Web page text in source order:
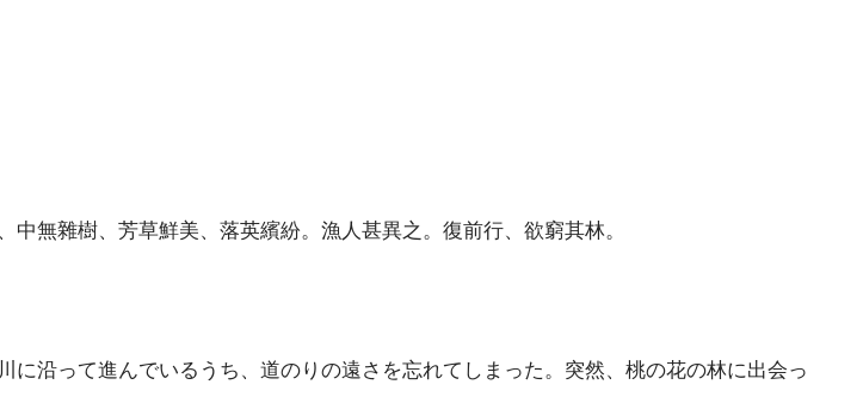
無雜樹、芳草鮮美、落英繽紛。漁人甚異之。復前行、欲窮其林。
沿って進んでいるうち、道のりの遠さを忘れてしまった。突然、桃の花の林に出会っ